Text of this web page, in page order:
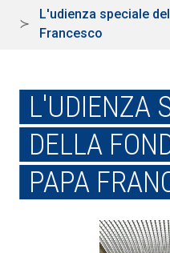
L'udienza speciale
Francesco
L'UDIENZA
DELLA
PAPA